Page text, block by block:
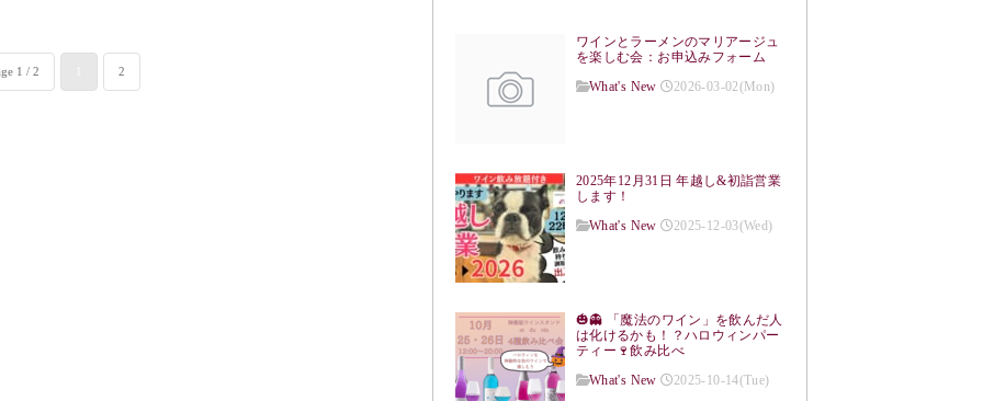
1 / 2 2
ワインとラーメンのマリアージュ
を楽しむ会：お申込みフォーム
What's New
2026-03-02(Mon)
2025年12月31日 年越し&初詣営業
します！
What's New
2025-12-03(Wed)
🎃👻 「魔法のワイン」を飲んだ人
は化けるかも！？ハロウィンパー
ティー🍷飲み比べ
What's New
2025-10-14(Tue)